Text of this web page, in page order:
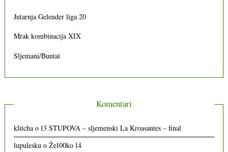
Jutarnja Gelender liga 20
Mrak kombinacija XIX
Sljemani/Buntai
Komentari
klitcha o13 STUPOVA – sljemenski La Kroasantes – final
lupulesku oŽe100ko 14